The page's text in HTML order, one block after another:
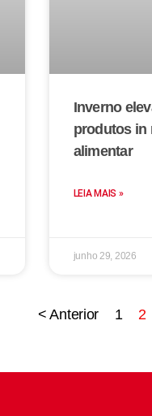
Inverno
produtos in
alimentar
LEIA MAIS »
junho 29, 2026
< Anterior 1 2